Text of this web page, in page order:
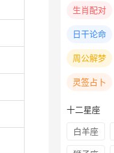
生肖配对
日干论命
周公解梦
灵签占卜
十二星座
白羊座